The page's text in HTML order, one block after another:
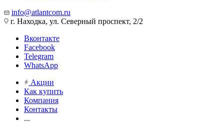
info@atlantcom.ru
г. Находка, ул. Северный проспект, 2/2
Вконтакте
Facebook
Telegram
WhatsApp
Акции
Как купить
Компания
Контакты
...